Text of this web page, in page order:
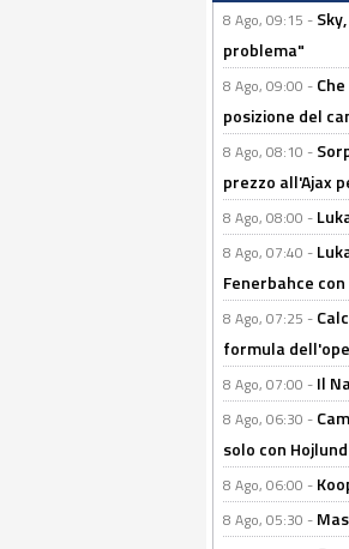
8 Ago, 09:15 -
problema"
8 Ago, 09:00 -
posizione del
8 Ago, 08:10 -
prezzo all'Ajax
8 Ago, 08:00 -
8 Ago, 07:40 -
Fenerbahce
8 Ago, 07:25 -
formula
8 Ago, 07:00 - Il
8 Ago, 06:30 -
solo con
8 Ago, 06:00 -
8 Ago, 05:30 -